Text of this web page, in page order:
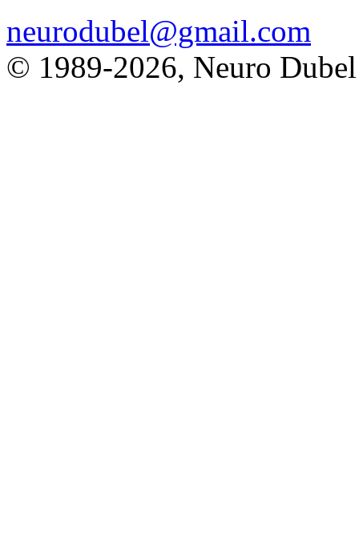
neurodubel@gmail.com
© 1989-2026, Neuro Dubel